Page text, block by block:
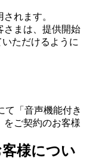
れます。
さまは、提供開始
ただけるように
て「音声機能付き
をご契約のお客様
様につい